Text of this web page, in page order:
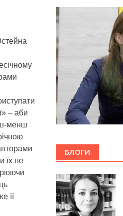
– аби
менш
їх не
її
БЛОГИ